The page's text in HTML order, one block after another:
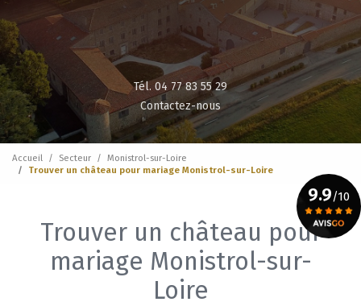
9.9/10
Tél. 04 77 83 55 29
Contactez-nous
Accueil Secteur
Monistrol-sur-Loire
Trouver un château pour mariage Monistrol-sur-Loire
Trouver un château pour
mariage Monistrol-sur-
Loire